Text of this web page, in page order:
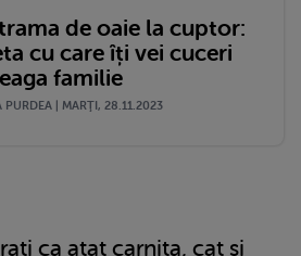
de oaie la cuptor:
cu care îți vei cuceri
familie
PURDEA | MARŢI, 28.11.2023
ca atat carnita, cat si